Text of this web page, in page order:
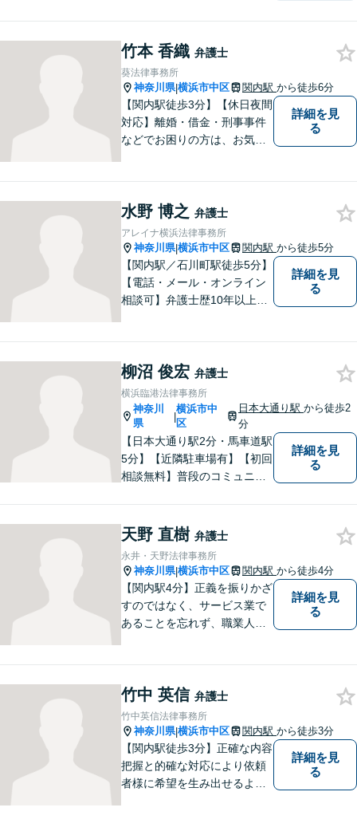
けできるよう常日頃尽力して
おります。お困りごとがあれ
ば、お気軽にご相談くださ
い。
竹本 香織 弁護士
葵法律事務所
神奈川県|横浜市中区 関内駅 から徒歩6分
【関内駅徒歩3分】【休日夜間
対応】離婚・借金・刑事事件
などでお困りの方は、お気軽
詳細を見
る
水野 博之 弁護士
アレイナ横浜法律事務所
神奈川県|横浜市中区 関内駅 から徒歩5分
【関内駅／石川町駅徒歩5分】
【電話・メール・オンライン
相談可】弁護士歴10年以上！
てまいります。まずはお気軽
にご相談を！【法テラス対応
可】
詳細を見
る
柳沼 俊宏 弁護士
横浜臨港法律事務所
神奈川
県
|
横浜市中
区
日本大通り駅から徒歩2
分
【日本大通り駅2分・馬車道駅
5分】【近隣駐車場有】【初回
相談無料】普段のコミュニケ
的にも寄り添える存在であり
たいと願っています。 法律問
題でお困りの際は、どうぞお
気軽にご相談ください。
詳細を見
る
天野 直樹 弁護士
永井・天野法律事務所
神奈川県|横浜市中区 関内駅 から徒歩4分
【関内駅4分】正義を振りかざ
すのではなく、サービス業で
あることを忘れず、職業人と
護士に相談するようなことか
わからないという方も、お気
軽にご相談ください。
詳細を見
る
竹中 英信 弁護士
竹中英信法律事務所
神奈川県|横浜市中区 関内駅 から徒歩3分
【関内駅徒歩3分】正確な内容
把握と的確な対応により依頼
者様に希望を生み出せるよう
詳細を見
る